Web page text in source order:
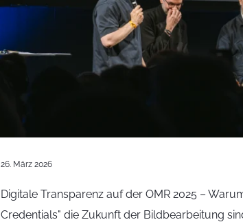
26. März 2026
Digitale Transparenz auf der OMR 2025 –
Credentials" die Zukunft der Bildbearbeitung